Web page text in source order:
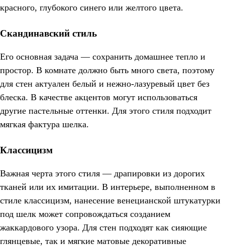
красного, глубокого синего или желтого цвета.
Скандинавский стиль
Его основная задача ― сохранить домашнее тепло и
простор. В комнате должно быть много света, поэтому
для стен актуален белый и нежно-лазуревый цвет без
блеска. В качестве акцентов могут использоваться
другие пастельные оттенки. Для этого стиля подходит
мягкая фактура шелка.
Классицизм
Важная черта этого стиля ― драпировки из дорогих
тканей или их имитации. В интерьере, выполненном в
стиле классицизм, нанесение венецианской штукатурки
под шелк может сопровождаться созданием
жаккардового узора. Для стен подходят как сияющие
глянцевые, так и мягкие матовые декоративные